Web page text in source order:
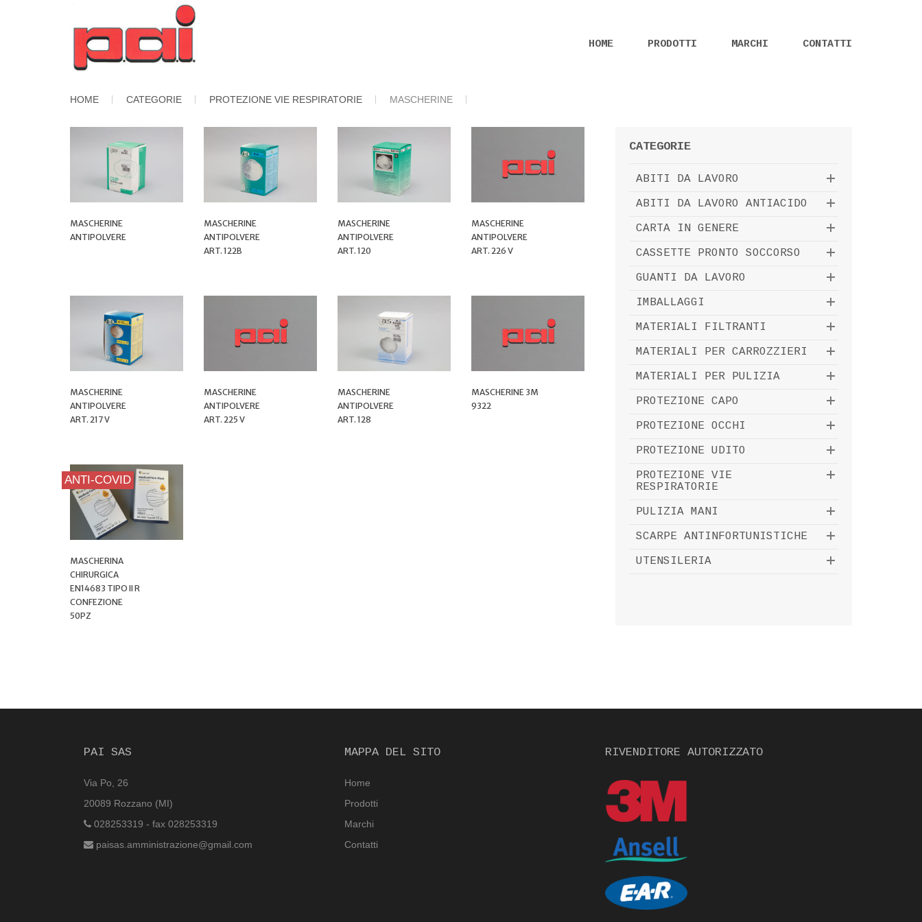
HOME PRODOTTI MARCHI CONTATTI
HOME CATEGORIE PROTEZIONE VIE RESPIRATORIE MASCHERINE
MASCHERINE
ANTIPOLVERE
MASCHERINE
ANTIPOLVERE
ART. 122B
MASCHERINE
ANTIPOLVERE
ART. 120
MASCHERINE
ANTIPOLVERE
ART. 226 V
MASCHERINE
ANTIPOLVERE
ART. 217 V
MASCHERINE
ANTIPOLVERE
ART. 225 V
MASCHERINE
ANTIPOLVERE
ART. 128
MASCHERINE 3M
9322
ANTI-COVID
MASCHERINA
CHIRURGICA
EN14683 TIPO II R
CONFEZIONE
50PZ
CATEGORIE
ABITI DA LAVORO
ABITI DA LAVORO ANTIACIDO
CARTA IN GENERE
CASSETTE PRONTO SOCCORSO
GUANTI DA LAVORO
IMBALLAGGI
MATERIALI FILTRANTI
MATERIALI PER CARROZZIERI
MATERIALI PER PULIZIA
PROTEZIONE CAPO
PROTEZIONE OCCHI
PROTEZIONE UDITO
PROTEZIONE VIE
RESPIRATORIE
PULIZIA MANI
SCARPE ANTINFORTUNISTICHE
UTENSILERIA
PAI SAS
Via Po, 26
20089 Rozzano (MI)
028253319 - fax 028253319
paisas.amministrazione@gmail.com
MAPPA DEL SITO
Home
Prodotti
Marchi
Contatti
RIVENDITORE AUTORIZZATO